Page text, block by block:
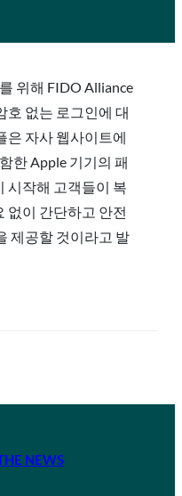
위해 FIDO Alliance
호 없는 로그인에 대
은 자사 웹사이트에
한 Apple 기기의 패
시작해 고객들이 복
없이 간단하고 안전
제공할 것이라고 발
NEWS